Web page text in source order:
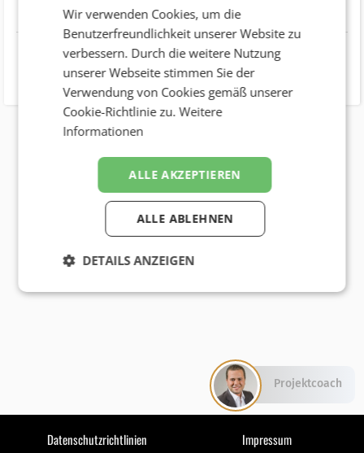
Website http://www.tiedemann.at
Datenschutzrichtlinien Impressum
Wir verwenden Cookies, um die
Benutzerfreundlichkeit unserer Website zu
verbessern. Durch die weitere Nutzung
unserer Webseite stimmen Sie der
Verwendung von Cookies gemäß unserer
Cookie-Richtlinie zu.Weitere
Informationen
ALLE AKZEPTIEREN
ALLE ABLEHNEN
DETAILS ANZEIGEN
Projektcoach